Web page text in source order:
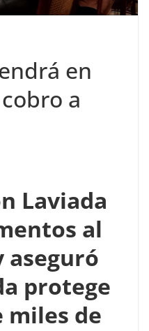
en
a
Laviada
al
aseguró
protege
miles de